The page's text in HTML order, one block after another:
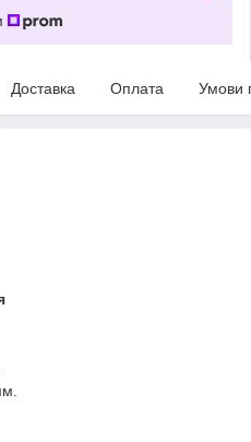
Доставка Оплата Умови